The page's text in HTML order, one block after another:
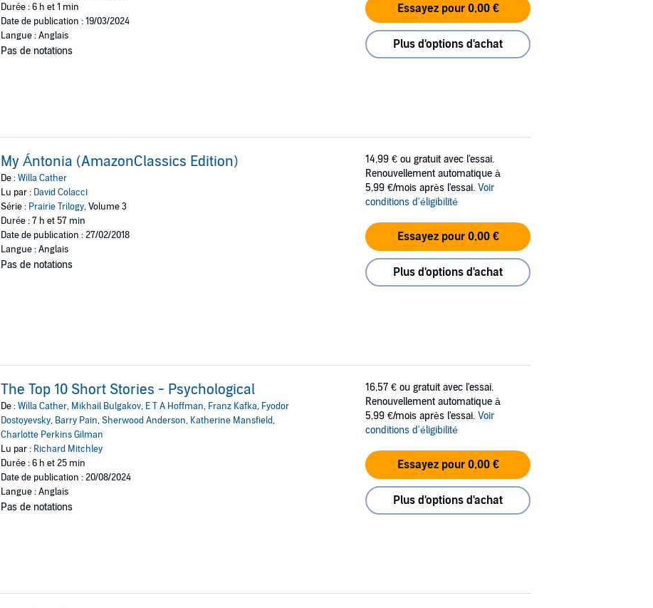
Durée : 6 h et 1 min
Date de publication : 19/03/2024
Langue : Anglais
Pas de notations
Essayez pour 0,00 €
Plus d'options d'achat
My Ántonia (AmazonClassics Edition)
De :Willa Cather
Lu par : David Colacci
Série : Prairie Trilogy, Volume 3
Durée : 7 h et 57 min
Date de publication : 27/02/2018
Langue : Anglais
Pas de notations
14,99 € ou gratuit avec l'essai.
Renouvellement automatique à
5,99 €/mois après l'essai. Voir
conditions d'éligibilité
Essayez pour 0,00 €
Plus d'options d'achat
The Top 10 Short Stories - Psychological
De :Willa Cather, Mikhail Bulgakov, E T A Hoffman, Franz Kafka, Fyodor
Dostoyevsky, Barry Pain,Sherwood Anderson, Katherine Mansfield,
Charlotte Perkins Gilman
Lu par : Richard Mitchley
Durée : 6 h et 25 min
Date de publication : 20/08/2024
Langue : Anglais
Pas de notations
16,57 € ou gratuit avec l'essai.
Renouvellement automatique à
5,99 €/mois après l'essai. Voir
conditions d'éligibilité
Essayez pour 0,00 €
Plus d'options d'achat